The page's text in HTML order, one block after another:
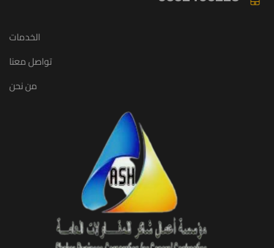
الخدمات
تواصل معنا
من نحن